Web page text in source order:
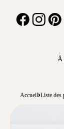
FACEBOOKINSTAGRAM
À
Accueil Liste des